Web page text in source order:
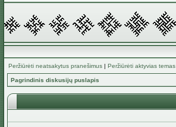
Peržiūrėti neatsakytus pranešimus | Peržiūrėti aktyvias temas
Pagrindinis diskusijų puslapis